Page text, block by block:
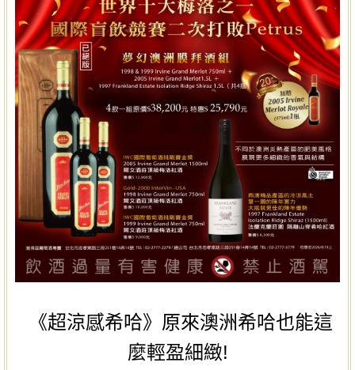
《超涼感希哈》原來澳洲希哈也能這
麼輕盈細緻!